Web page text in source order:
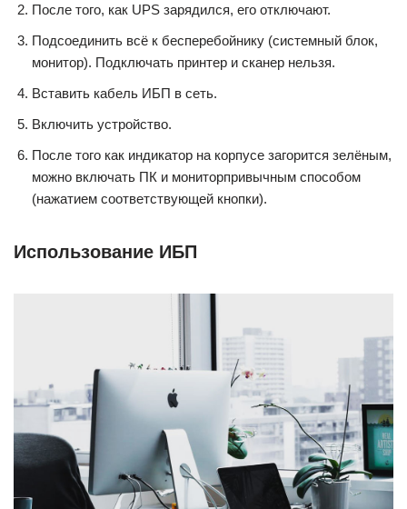
После того, как UPS зарядился, его отключают.
Подсоединить всё к бесперебойнику (системный блок,
монитор). Подключать принтер и сканер нельзя.
Вставить кабель ИБП в сеть.
Включить устройство.
После того как индикатор на корпусе загорится зелёным,
можно включать ПК и мониторпривычным способом
(нажатием соответствующей кнопки).
Использование ИБП